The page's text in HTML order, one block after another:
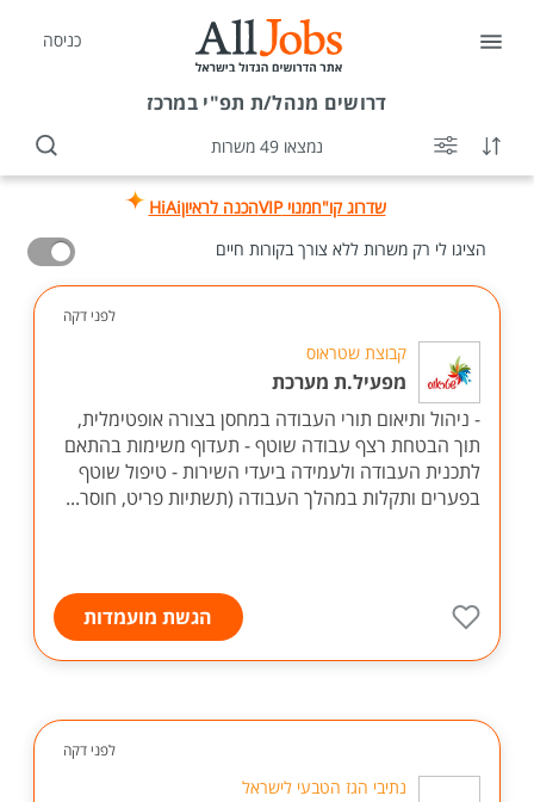
כניסה
דרושים מנהל/ת תפ"י במרכז
נמצאו 49 משרות
שדרוג קו"חמנוי VIP הכנה לראיוןHiAi
הציגו לי רק משרות ללא צורך בקורות חיים
לפני דקה
קבוצת שטראוס
מפעיל.ת מערכת
- ניהול ותיאום תורי העבודה במחסן בצורה אופטימלית,
תוך הבטחת רצף עבודה שוטף - תעדוף משימות בהתאם
לתכנית העבודה ולעמידה ביעדי השירות - טיפול שוטף
בפערים ותקלות במהלך העבודה (תשתיות פריט, חוסר...
הגשת מועמדות
לפני דקה
נתיבי הגז הטבעי לישראל